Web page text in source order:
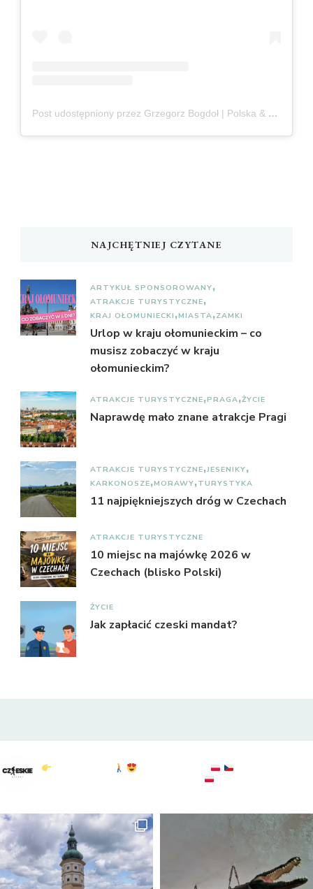
Post udostępniony przez Grzegorz Bogdoł | Polska & Czechy
NAJCHĘTNIEJ CZYTANE
ARTYKUŁ SPONSOROWANY
ATRAKCJE TURYSTYCZNE
KRAJ OŁOMUNIECKI MIASTA ZAMKI
Urlop w kraju ołomunieckim – co
musisz zobaczyć w kraju
ołomunieckim?
ATRAKCJE TURYSTYCZNE PRAGA ŻYCIE
Naprawdę mało znane atrakcje Pragi
ATRAKCJE TURYSTYCZNE JESENIKY
KARKONOSZE MORAWY TURYSTYKA
11 najpiękniejszych dróg w Czechach
ATRAKCJE TURYSTYCZNE
10 miejsc na majówkę 2026 w
Czechach (blisko Polski)
ŻYCIE
Jak zapłacić czeski mandat?